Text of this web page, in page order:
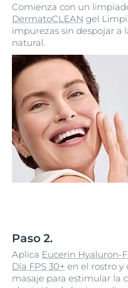
Comienza con un
DermatoCLEAN gel
impurezas sin despojar a
natural.
Paso 2.
Aplica Eucerin Hyaluron-
Día FPS 30+ en el rostro y
masaje para estimular la